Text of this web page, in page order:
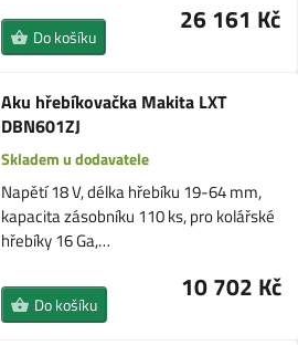
26 161 Kč
Do košíku
Aku hřebíkovačka Makita LXT
DBN601ZJ
Skladem u dodavatele
Napětí 18 V, délka hřebíku 19-64 mm,
kapacita zásobníku 110 ks, pro kolářské
hřebíky 16 Ga,…
10 702 Kč
Do košíku